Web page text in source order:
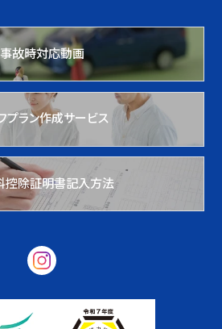
事故時対応動画
プラン作成サービス
控除証明書記入方法